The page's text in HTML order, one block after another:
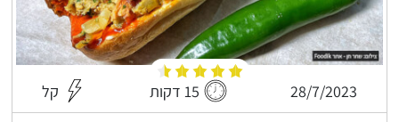
28/7/2023 15 דקות קל